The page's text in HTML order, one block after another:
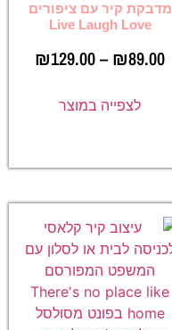
מדבקת קיר עם ציפורים
Live Laugh Love
₪89.00
–
₪129.00
לצפייה במוצר